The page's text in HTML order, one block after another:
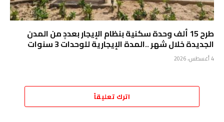
طرح 15 ألف وحدة سكنية بنظام الإيجار بعددٍ من المدن
الجديدة خلال شهر ..المدة الإيجارية للوحدات 3 سنوات
4 أغسطس، 2026
اترك تعليقاً